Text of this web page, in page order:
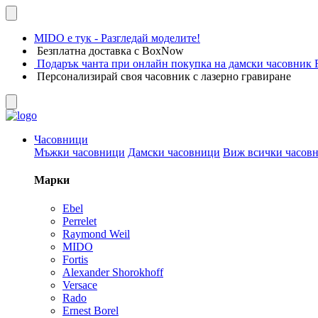
MIDO е тук - Разгледай моделите!
Безплатна доставка с BoxNow
Подарък чанта при онлайн покупка на дамски часовник
Персонализирай своя часовник с лазерно гравиране
Часовници
Мъжки часовници Дамски часовници Виж всички
Марки
Ebel
Perrelet
Raymond Weil
MIDO
Fortis
Alexander Shorokhoff
Versace
Rado
Ernest Borel